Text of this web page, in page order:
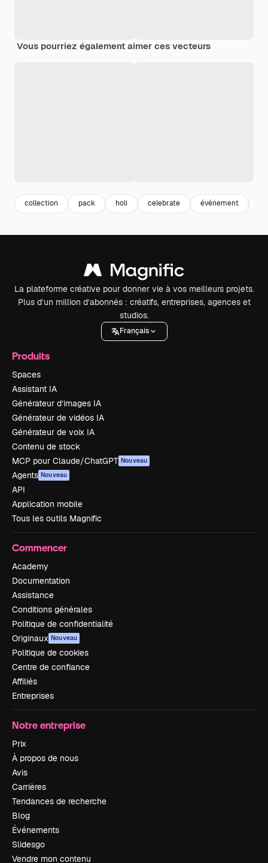
Vous pourriez également aimer ces vecteurs
collection pack holi celebrate événement
La plateforme créative pour donner vie à vos meilleurs projets.
Plus d’un million d’abonnés : créatifs, entreprises, agences et
studios.
Français
Produits
Spaces
Assistant IA
Générateur d’images IA
Générateur de vidéos IA
Générateur de voix IA
Contenu de stock
MCP pour Claude/ChatGPT Nouveau
Agents Nouveau
API
Application mobile
Tous les outils Magnific
Commencer
Academy
Documentation
Assistance
Conditions générales
Politique de confidentialité
Originaux Nouveau
Politique de cookies
Centre de confiance
Affiliés
Entreprises
Notre entreprise
Prix
À propos de nous
Avis
Carrières
Tendances de recherche
Blog
Événements
Slidesgo
Vendre mon contenu